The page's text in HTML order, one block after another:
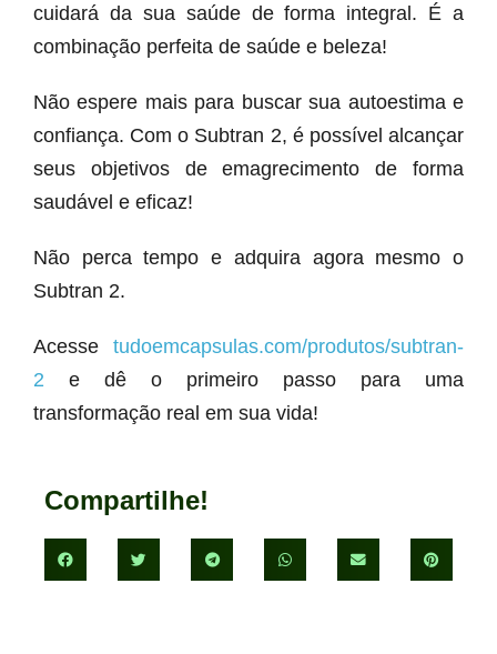
cuidará da sua saúde de forma integral. É a
combinação perfeita de saúde e beleza!
Não espere mais para buscar sua autoestima e
confiança. Com o Subtran 2, é possível alcançar
seus objetivos de emagrecimento de forma
saudável e eficaz!
Não perca tempo e adquira agora mesmo o
Subtran 2.
Acesse tudoemcapsulas.com/produtos/subtran-
2 e dê o primeiro passo para uma
transformação real em sua vida!
Compartilhe!